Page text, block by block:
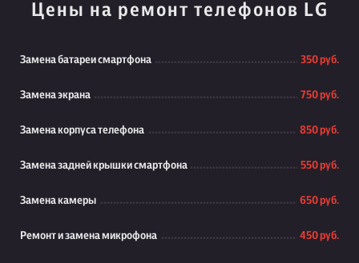
Цены на ремонт телефонов LG
Замена батареи смартфона 350 руб.
Замена экрана 750 руб.
Замена корпуса телефона 850 руб.
Замена задней крышки смартфона 550 руб.
Замена камеры 650 руб.
Ремонт и замена микрофона 450 руб.